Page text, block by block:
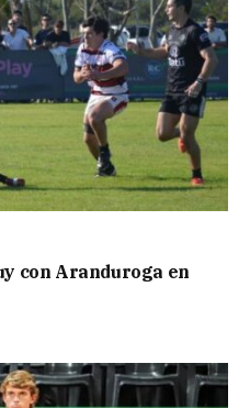
con Aranduroga en